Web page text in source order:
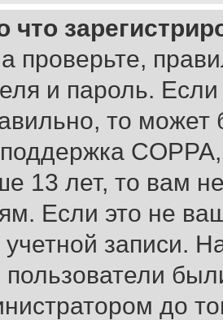
что
проверьте,
и пароль.
то может
13 лет, то вам
Если это не
учетной записи.
до